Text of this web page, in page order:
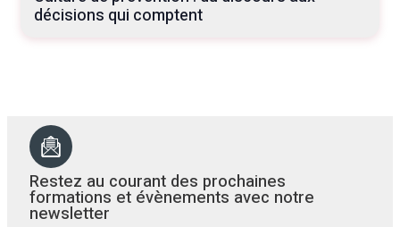
décisions qui comptent
Restez au courant des prochaines
formations et évènements avec notre
newsletter